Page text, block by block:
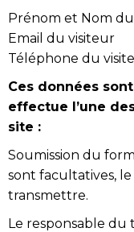
Prénom et Nom
Email du visiteur
Téléphone du
Ces données
effectue l’une
site :
Soumission du
sont facultatives,
transmettre.
Le responsable du